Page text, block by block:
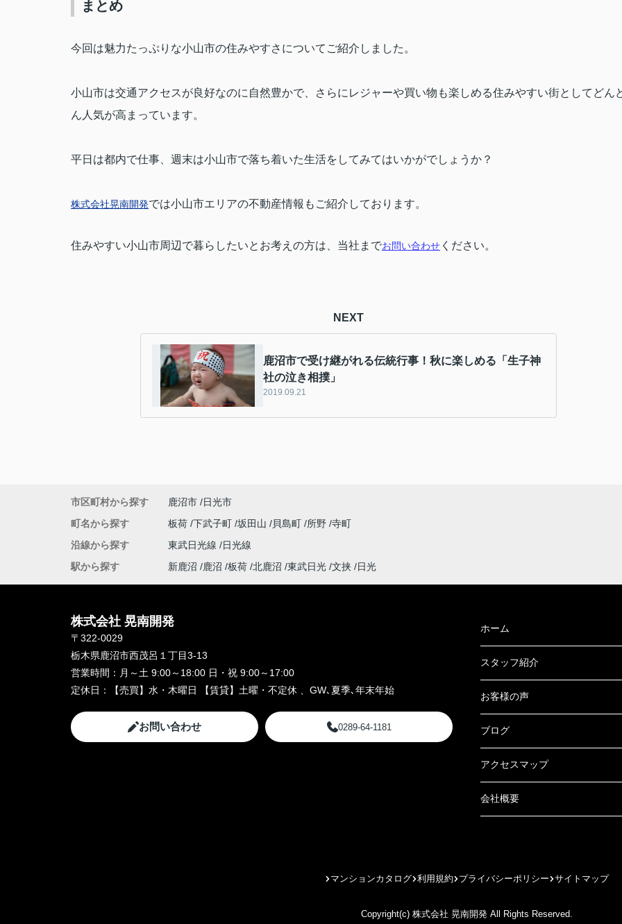
まとめ
今回は魅力たっぷりな小山市の住みやすさについてご紹介しました。
小山市は交通アクセスが良好なのに自然豊かで、さらにレジャーや買い物も楽しめる住みやすい街としてどん
ん人気が高まっています。
平日は都内で仕事、週末は小山市で落ち着いた生活をしてみてはいかがでしょうか？
株式会社晃南開発では小山市エリアの不動産情報もご紹介しております。
住みやすい小山市周辺で暮らしたいとお考えの方は、当社までお問い合わせ ください。
NEXT
鹿沼市で受け継がれる伝統行事！秋に楽しめる「生子神
社の泣き相撲」
2019.09.21
市区町村から探す 鹿沼市
日光市
町名から探す
板荷 下武子町 坂田山 貝島町 所野 寺町
沿線から探す
東武日光線
日光線
駅から探す
新鹿沼 鹿沼 板荷 北鹿沼 東武日光 文挟 日光
株式会社 晃南開発
〒322-0029
栃木県鹿沼市西茂呂１丁目3-13
営業時間： 月～土 9:00～18:00 日・祝 9:00～17:00
定休日：
【売買】水・木曜日 【賃貸】土曜・不定休 、GW､夏季､年末年始
お問い合わせ 0289-64-1181
ホーム
スタッフ紹介
お客様の声
ブログ
アクセスマップ
会社概要
マンションカタログ 利用規約 プライバシーポリシー サイトマップ
Copyright(c) 株式会社 晃南開発 All Rights Reserved.